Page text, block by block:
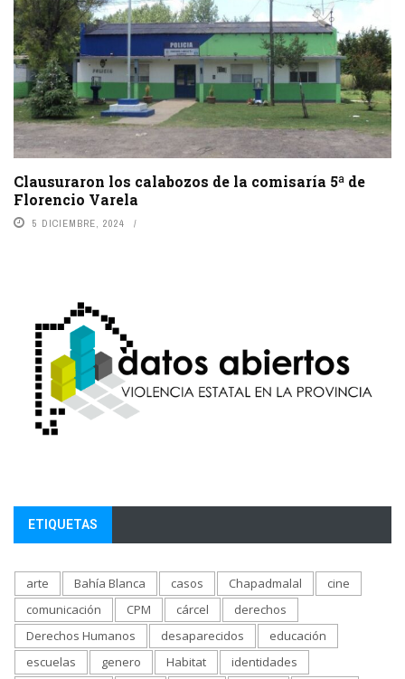
Clausuraron los calabozos de la comisaría 5ª de
Florencio Varela
5 DICIEMBRE, 2024
ETIQUETAS
arte Bahía Blanca casos Chapadmalal
cine
comunicación
CPM cárcel
derechos
Derechos Humanos
desaparecidos
educación
escuelas
genero Habitat
identidades